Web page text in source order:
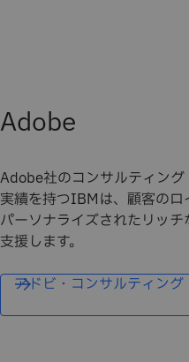
Adobe
Adobe社のコンサルティン
実績を持つIBMは、顧客のロ
パーソナライズされたリッ
支援します。
アドビ・コンサルティング